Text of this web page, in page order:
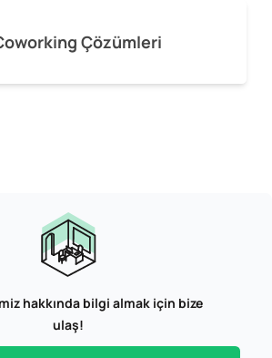
Çözümleri
hakkında bilgi almak için bize
ulaş!